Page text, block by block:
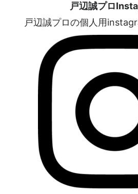
戸辺誠プロ
戸辺誠プロの個人用